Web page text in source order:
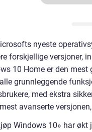
nyeste
forskjellige versjoner,
10 Home er den
grunnleggende
med ekstra
avanserte
Windows 10» har økt